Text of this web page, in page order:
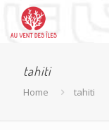
tahiti
Home tahiti